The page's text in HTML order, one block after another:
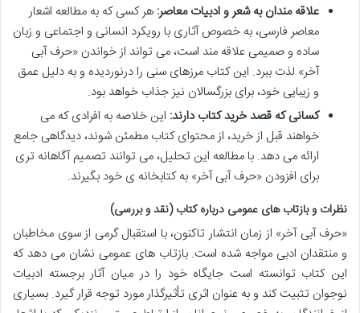
علاقه مندان به شعر و ادبیات معاصر: هر کسی که به مطالعه اشعار
معاصر فارسی، به خصوص آثاری با رویکرد انسانی و اجتماعی و زبان
ساده و صمیمی علاقه مند است، می تواند از خواندن «حرف آبی
آخر» لذت ببرد. این کتاب مرزهای سنی را درنوردیده و به دلیل عمق
و زیبایی خود، برای بزرگسالان نیز جذاب خواهد بود.
کسانی که قصد خرید کتاب دارند: این خلاصه به افرادی که می
خواهند قبل از خرید، از محتوای کتاب مطمئن شوند، دیدگاهی جامع
ارائه می دهد. با مطالعه این تحلیل، می توانند تصمیم آگاهانه تری
برای افزودن «حرف آبی آخر» به کتابخانه ی خود بگیرند.
نظرات و بازتاب های عمومی درباره کتاب (نقد و بررسی)
«حرف آبی آخر» از زمان انتشار تاکنون، با استقبال گرمی از سوی مخاطبان
و منتقدان ادبی مواجه شده است. بازتاب های عمومی نشان می دهد که
این کتاب توانسته است جایگاه خود را در میان آثار برجسته ادبیات
نوجوان تثبیت کند و به عنوان اثری تأثیرگذار مورد توجه قرار گیرد. بسیاری